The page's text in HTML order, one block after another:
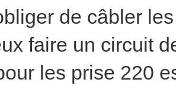
de câbler
faire un circuit
les prise 220